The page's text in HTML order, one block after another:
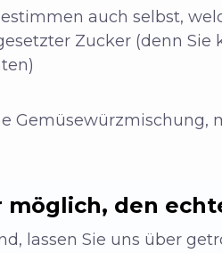
auch selbst,
Zucker (denn
Gemüsewürzmischung,
möglich, den
lassen Sie uns über